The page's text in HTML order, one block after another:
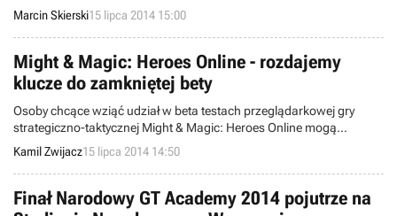
przygodówce Książę i Tchórz. Witamy w wieściach ze świata -
codziennej porcji krótkich wiadomości.
Marcin Skierski15 lipca 2014 15:00
Might & Magic: Heroes Online - rozdajemy
klucze do zamkniętej bety
Osoby chcące wziąć udział w beta testach przeglądarkowej gry
strategiczno-taktycznej Might & Magic: Heroes Online mogą
pozyskać klucz w naszym nowym rozdawnictwie, przygotowanym
wraz z firmą Ubisoft.
Kamil Zwijacz15 lipca 2014 14:50
Finał Narodowy GT Academy 2014 pojutrze na